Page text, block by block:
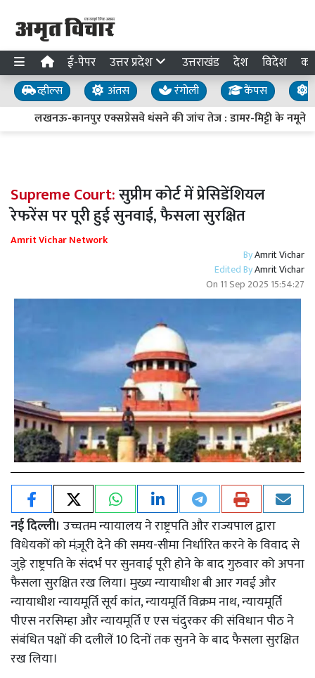
ई-पेपर उत्तर प्रदेश उत्तराखंड देश विदेश
व्हील्स अंतस रंगोली कैंपस
लखनऊ-कानपुर एक्सप्रेसवे धंसने की जांच तेज : डामर-मिट्टी के नमूने
Supreme Court:सुप्रीम कोर्ट में प्रेसिडेंशियल
रेफरेंस पर पूरी हुई सुनवाई, फैसला सुरक्षित
Amrit Vichar Network
ByAmrit Vichar
Edited ByAmrit Vichar
On 11 Sep 2025 15:54:27
नई दिल्ली। उच्चतम न्यायालय ने राष्ट्रपति और राज्यपाल द्वारा
विधेयकों को मंज़ूरी देने की समय-सीमा निर्धारित करने के विवाद से
जुड़े राष्ट्रपति के संदर्भ पर सुनवाई पूरी होने के बाद गुरुवार को अपना
फैसला सुरक्षित रख लिया। मुख्य न्यायाधीश बी आर गवई और
न्यायाधीश न्यायमूर्ति सूर्य कांत, न्यायमूर्ति विक्रम नाथ, न्यायमूर्ति
पीएस नरसिम्हा और न्यायमूर्ति ए एस चंदुरकर की संविधान पीठ ने
संबंधित पक्षों की दलीलें 10 दिनों तक सुनने के बाद फैसला सुरक्षित
रख लिया।